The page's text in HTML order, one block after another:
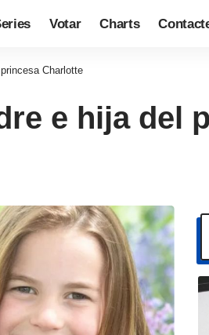
Votar Charts
Charlotte
e hija del